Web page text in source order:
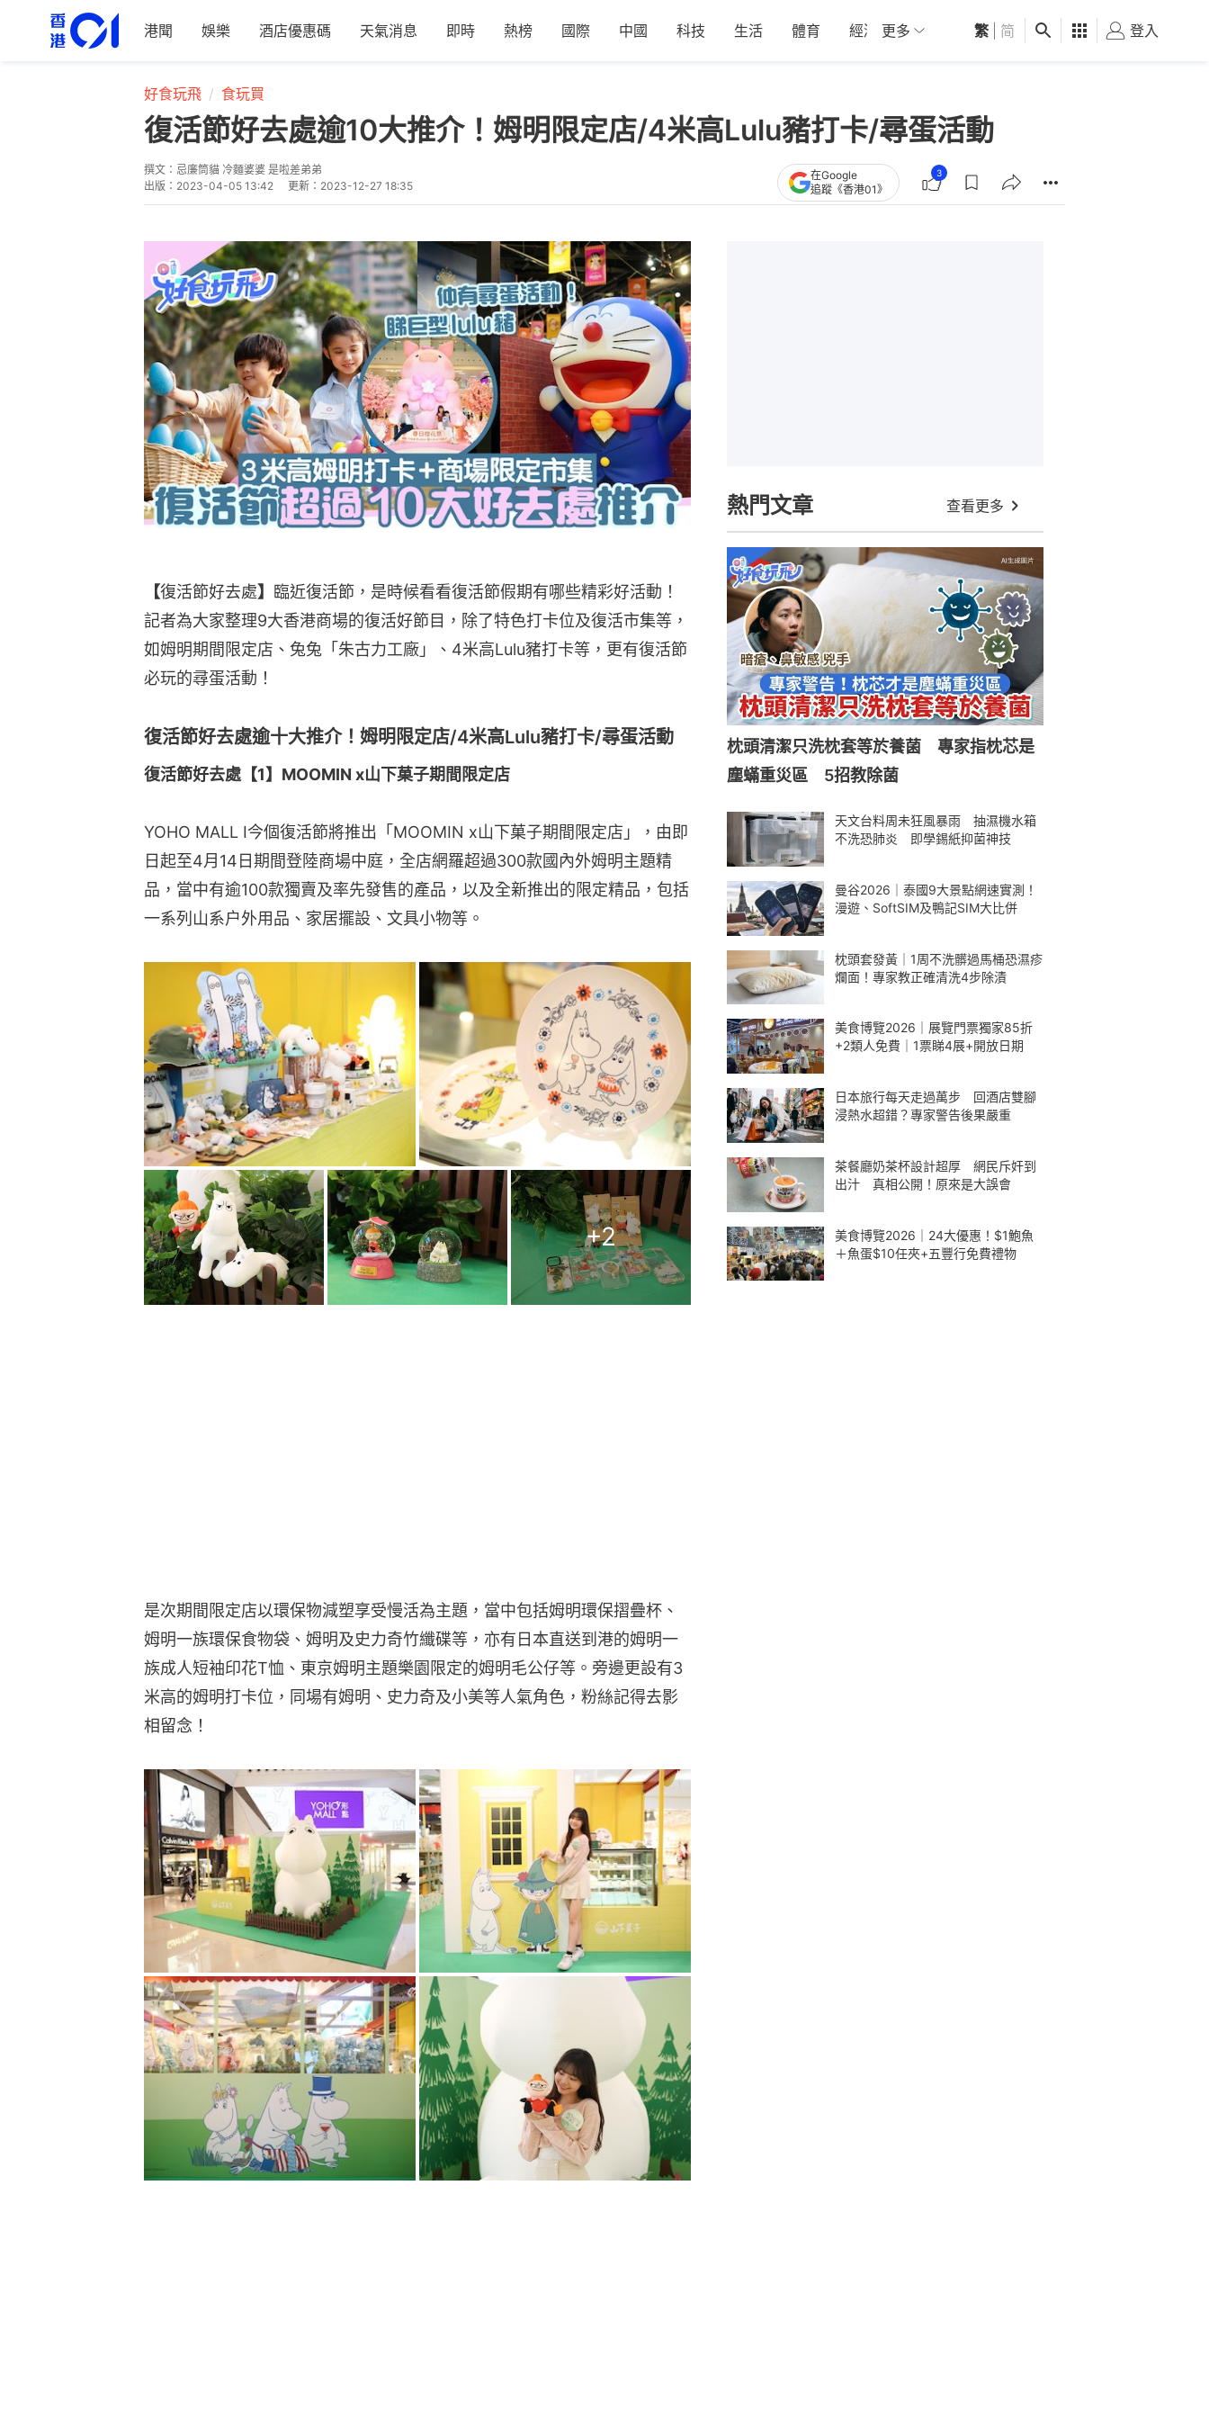
港聞 娛樂 酒店優惠碼 天氣消息 即時 熱榜 國際 中國 科技 生活 體育 經濟 01深圳 觀點 健康 好食玩飛
更多 繁 简 登入
好食玩飛 食玩買
復活節好去處逾10大推介！姆明限定店/4米高Lulu豬打卡/尋蛋活動
撰文： 忌廉筒貓 冷麵婆婆 是啦差弟弟
出版： 2023-04-05 13:42 更新： 2023-12-27 18:35
在Google
追蹤《香港01》
3
【復活節好去處】 臨近復活節，是時候看看復活節假期有哪些精彩好活動！
記者為大家整理9大香港商場的復活好節目，除了特色打卡位及復活市集等，
如姆明期間限定店、兔兔「朱古力工廠」、4米高Lulu豬打卡等，更有復活節
必玩的尋蛋活動！
復活節好去處逾十大推介！姆明限定店/4米高Lulu豬打卡/尋蛋活動
復活節好去處【1】MOOMIN x山下菓子期間限定店
YOHO MALL I今個復活節將推出「MOOMIN x山下菓子期間限定店」，由即
日起至4月14日期間登陸商場中庭，全店網羅超過300款國內外姆明主題精
品，當中有逾100款獨賣及率先發售的產品，以及全新推出的限定精品，包括
一系列山系户外用品、家居擺設、文具小物等。
+2
是次期間限定店以環保物減塑享受慢活為主題，當中包括姆明環保摺疊杯、
姆明一族環保食物袋、姆明及史力奇竹纖碟等，亦有日本直送到港的姆明一
族成人短袖印花T恤、東京姆明主題樂園限定的姆明毛公仔等。旁邊更設有3
米高的姆明打卡位，同場有姆明、史力奇及小美等人氣角色，粉絲記得去影
相留念！
熱門文章 查看更多
枕頭清潔只洗枕套等於養菌 專家指枕芯是
塵蟎重災區 5招教除菌
天文台料周未狂風暴雨 抽濕機水箱
不洗恐肺炎 即學錫紙抑菌神技
曼谷2026｜泰國9大景點網速實測！
漫遊、SoftSIM及鴨記SIM大比併
枕頭套發黃｜1周不洗髒過馬桶恐濕疹
爛面！專家教正確清洗4步除漬
美食博覽2026｜展覽門票獨家85折
+2類人免費｜1票睇4展+開放日期
日本旅行每天走過萬步 回酒店雙腳
浸熱水超錯？專家警告後果嚴重
茶餐廳奶茶杯設計超厚 網民斥奸到
出汁 真相公開！原來是大誤會
美食博覽2026｜24大優惠！$1鮑魚
＋魚蛋$10任夾+五豐行免費禮物